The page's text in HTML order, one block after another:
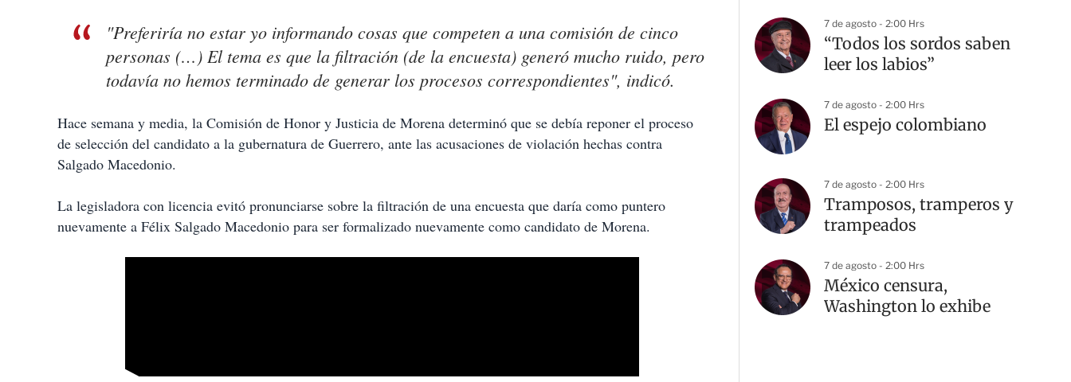
"Preferiría no estar yo informando cosas que competen a una comisión de cinco
personas (…) El tema es que la filtración (de la encuesta) generó mucho ruido, pero
todavía no hemos terminado de generar los procesos correspondientes", indicó.
Hace semana y media, la Comisión de Honor y Justicia de Morena determinó que se debía reponer el proceso
de selección del candidato a la gubernatura de Guerrero, ante las acusaciones de violación hechas contra
Salgado Macedonio.
La legisladora con licencia evitó pronunciarse sobre la filtración de una encuesta que daría como puntero
nuevamente a Félix Salgado Macedonio para ser formalizado nuevamente como candidato de Morena.
7 de agosto - 2:00 Hrs
“Todos los sordos saben
leer los labios”
7 de agosto - 2:00 Hrs
El espejo colombiano
7 de agosto - 2:00 Hrs
Tramposos, tramperos y
trampeados
7 de agosto - 2:00 Hrs
México censura,
Washington lo exhibe